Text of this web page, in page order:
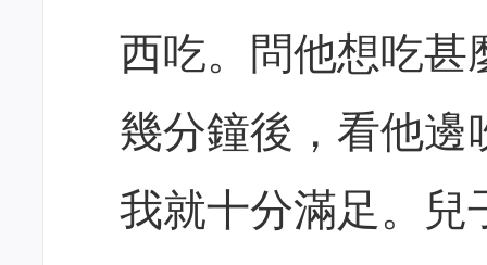
西吃。問他想吃甚
幾分鐘後，看他邊
我就十分滿足。兒